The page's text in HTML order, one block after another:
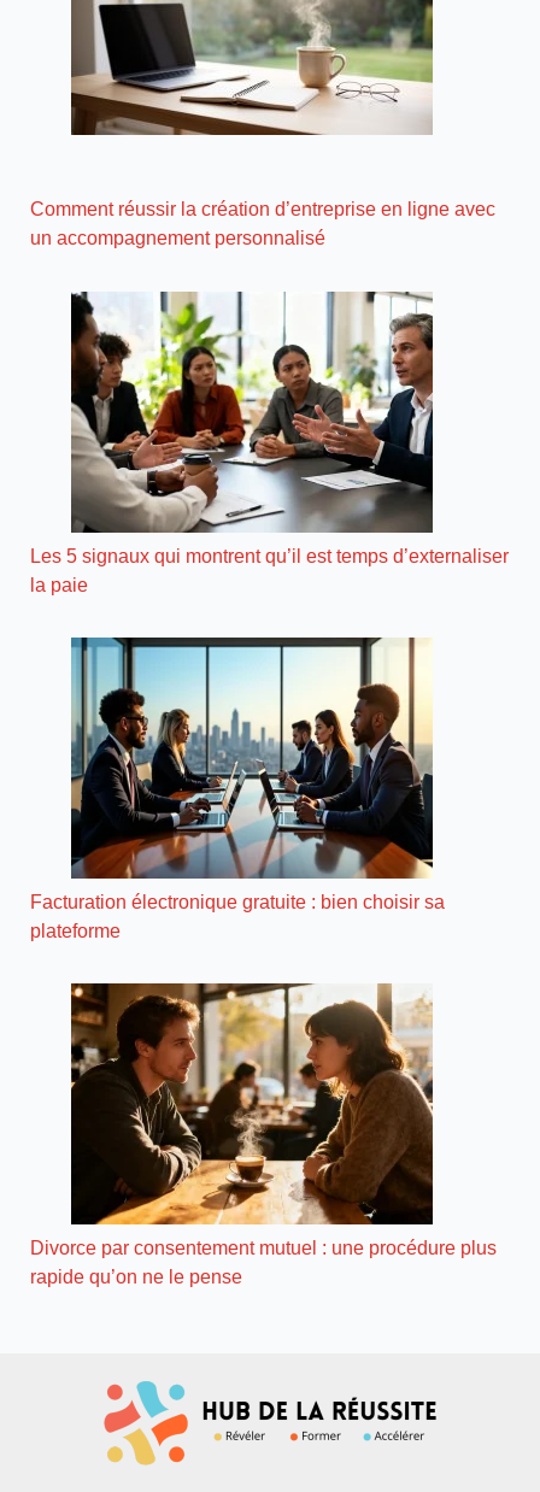
Comment réussir la création d’entreprise en ligne avec
un accompagnement personnalisé
Les 5 signaux qui montrent qu’il est temps d’externaliser
la paie
Facturation électronique gratuite : bien choisir sa
plateforme
Divorce par consentement mutuel : une procédure plus
rapide qu’on ne le pense